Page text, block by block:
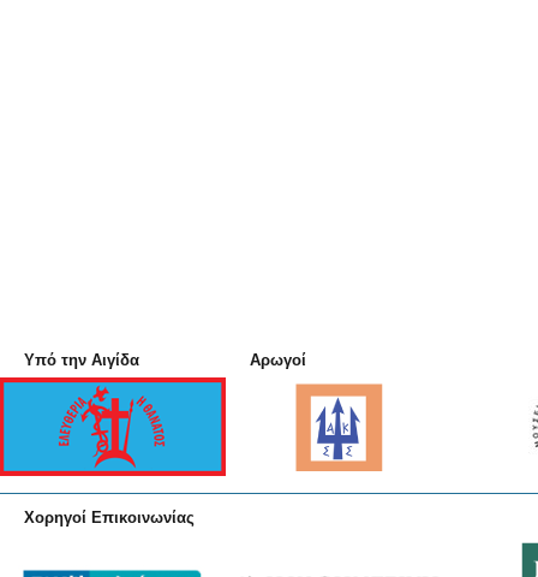
Υπό την Αιγίδα Αρωγοί
Χορηγοί Επικοινωνίας